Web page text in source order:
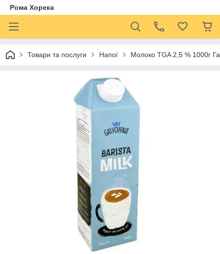
Рома Хорека
Товари та послуги Напої Молоко TGA 2,5 % 1000г